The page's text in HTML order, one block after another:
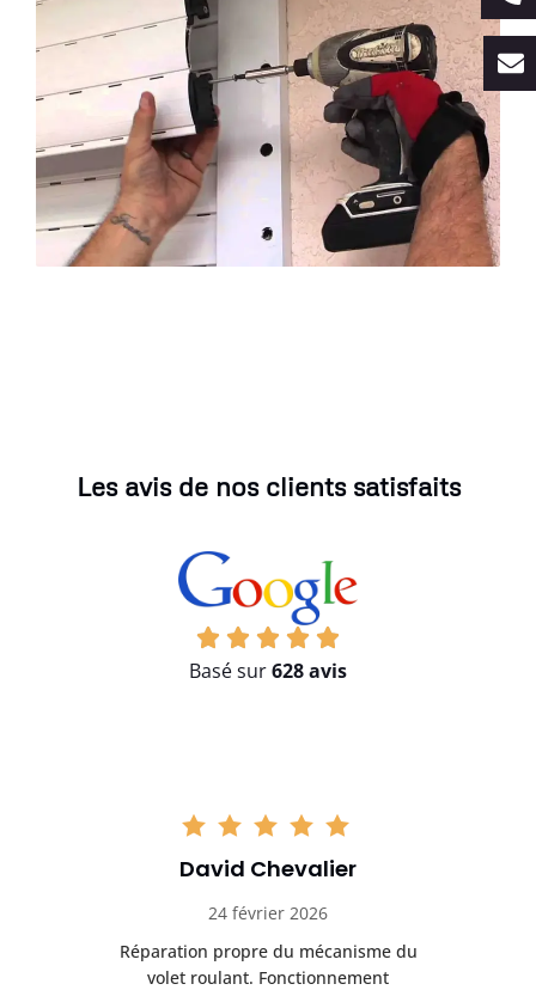
Les avis de nos clients satisfaits
Basé sur628 avis
David Chevalier
24 février 2026
Réparation propre du mécanisme du
volet roulant. Fonctionnement